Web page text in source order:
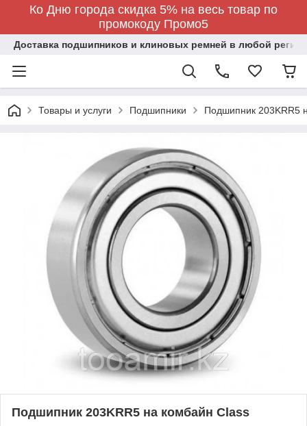
Ко Дню города скидка 5% на весь товар по
промокоду Промо5
Доставка подшипников и клиновых ремней в любой регион
Товары и услуги Подшипники Подшипник 203KRR5
Подшипник 203KRR5 на комбайн Class